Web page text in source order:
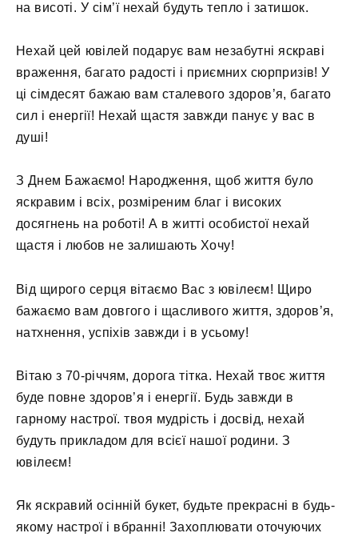
на висоті. У сім’ї нехай будуть тепло і затишок.
Нехай цей ювілей подарує вам незабутні яскраві
враження, багато радості і приємних сюрпризів! У
ці сімдесят бажаю вам сталевого здоров’я, багато
сил і енергії! Нехай щастя завжди панує у вас в
душі!
З Днем Бажаємо! Народження, щоб життя було
яскравим і всіх, розміреним благ і високих
досягнень на роботі! А в житті особистої нехай
щастя і любов не залишають Хочу!
Від щирого серця вітаємо Вас з ювілеєм! Щиро
бажаємо вам довгого і щасливого життя, здоров’я,
натхнення, успіхів завжди і в усьому!
Вітаю з 70-річчям, дорога тітка. Нехай твоє життя
буде повне здоров’я і енергії. Будь завжди в
гарному настрої. твоя мудрість і досвід, нехай
будуть прикладом для всієї нашої родини. З
ювілеєм!
Як яскравий осінній букет, будьте прекрасні в будь-
якому настрої і вбранні! Захоплювати оточуючих